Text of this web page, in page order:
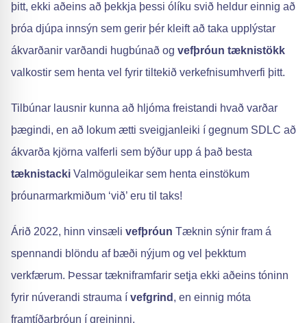
þitt, ekki aðeins að þekkja þessi ólíku svið heldur einnig að
þróa djúpa innsýn sem gerir þér kleift að taka upplýstar
ákvarðanir varðandi hugbúnað og vefþróun tæknistökk
valkostir sem henta vel fyrir tiltekið verkefnisumhverfi þitt.
Tilbúnar lausnir kunna að hljóma freistandi hvað varðar
þægindi, en að lokum ætti sveigjanleiki í gegnum SDLC að
ákvarða kjörna valferli sem býður upp á það besta
tæknistacki Valmöguleikar sem henta einstökum
þróunarmarkmiðum ‘við’ eru til taks!
Árið 2022, hinn vinsæli vefþróun Tæknin sýnir fram á
spennandi blöndu af bæði nýjum og vel þekktum
verkfærum. Þessar tækniframfarir setja ekki aðeins tóninn
fyrir núverandi strauma í vefgrind , en einnig móta
framtíðarþróun í greininni.